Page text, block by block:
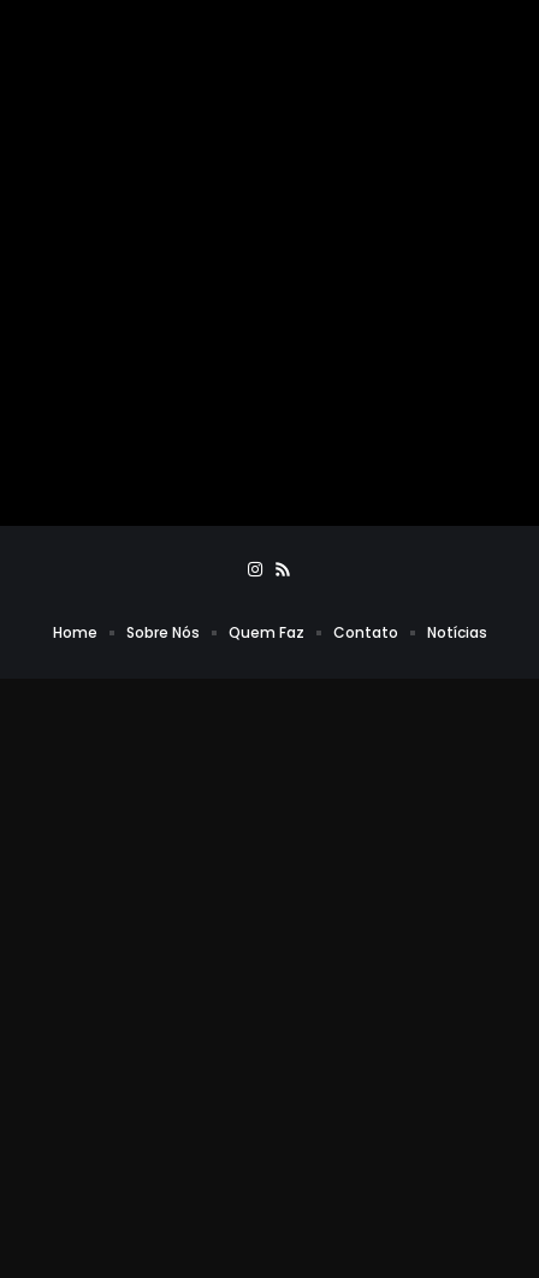
Home Sobre Nós Quem Faz Contato Notícias